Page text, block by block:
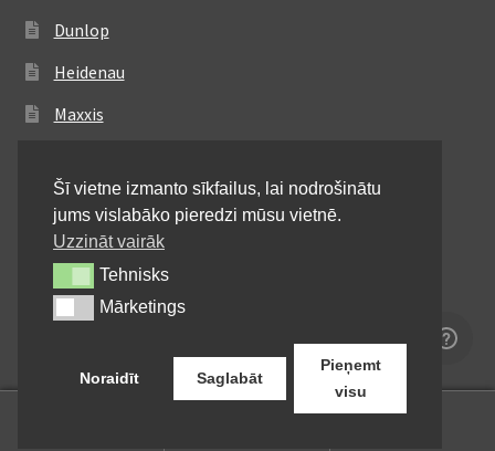
Dunlop
Heidenau
Maxxis
Michelin
Mitas
Pirelli
Shinko
Šī vietne izmanto sīkfailus, lai nodrošinātu
jums vislabāko pieredzi mūsu vietnē.
Uzzināt vairāk
TehnisksTehnisks
MārketingsMārketings
Noraidīt Saglabāt
Pieņemt
visu